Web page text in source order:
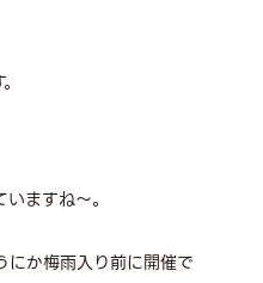
ますね～。
にか梅雨入り前に開催で